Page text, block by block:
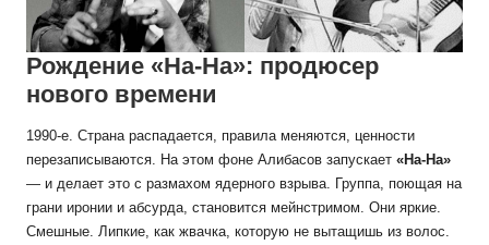
Рождение «На-На»: продюсер
нового времени
1990-е. Страна распадается, правила меняются, ценности
перезаписываются. На этом фоне Алибасов запускает «На-На»
— и делает это с размахом ядерного взрыва. Группа, поющая на
грани иронии и абсурда, становится мейнстримом. Они яркие.
Смешные. Липкие, как жвачка, которую не вытащишь из волос.